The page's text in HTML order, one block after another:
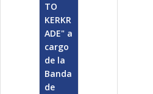
TO
KERKR
ADE" a
cargo
de la
Banda
de